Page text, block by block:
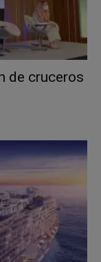
de cruceros